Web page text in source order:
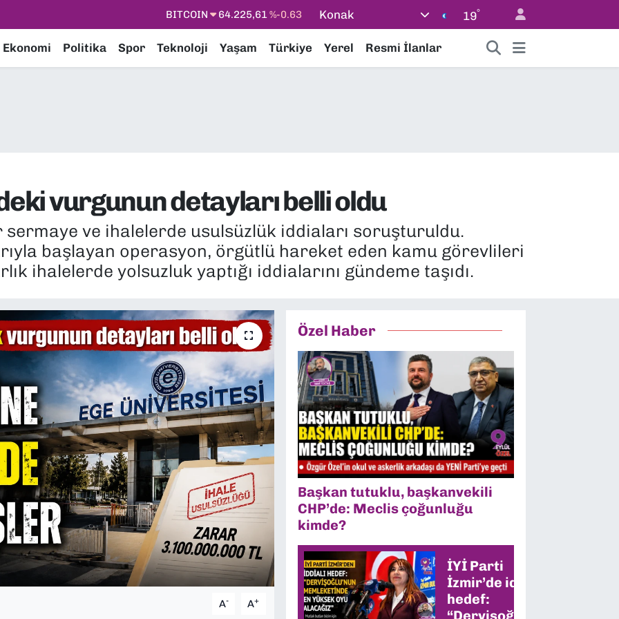
DOLAR
47,7143%0.16
EURO
55,0317
%-0.02
STERLİN
64,2463%0.07
Konak 19°
Ekonomi Politika Spor Teknoloji Yaşam Türkiye Yerel Resmi İlanlar
vurgunun detayları belli oldu
ve ihalelerde usulsüzlük iddiaları soruşturuldu.
başlayan operasyon, örgütlü hareket eden kamu görevlileri
ihalelerde yolsuzluk yaptığı iddialarını gündeme taşıdı.
A- A+
Özel Haber
Başkan tutuklu, başkanvekili
CHP’de: Meclis çoğunluğu
kimde?
İYİ Parti
İzmir’de iddialı
hedef:
“Dervişoğlu’nun